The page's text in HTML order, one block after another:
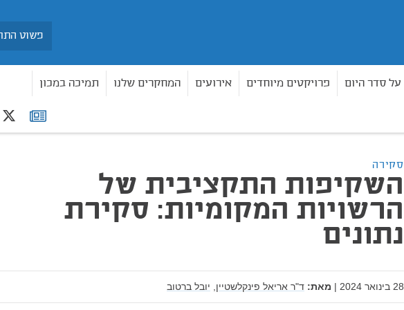
על סדר היום פרויקטים מיוחדים אירועים המחקרים שלנו תמיכה במכון
רשימת
תפוצה
סקירה
השקיפות התקציבית של
הרשויות המקומיות: סקירת
נתונים
28 בינואר 2024 | מאת: ד"ר אריאל פינקלשטיין, יובל ברטוב